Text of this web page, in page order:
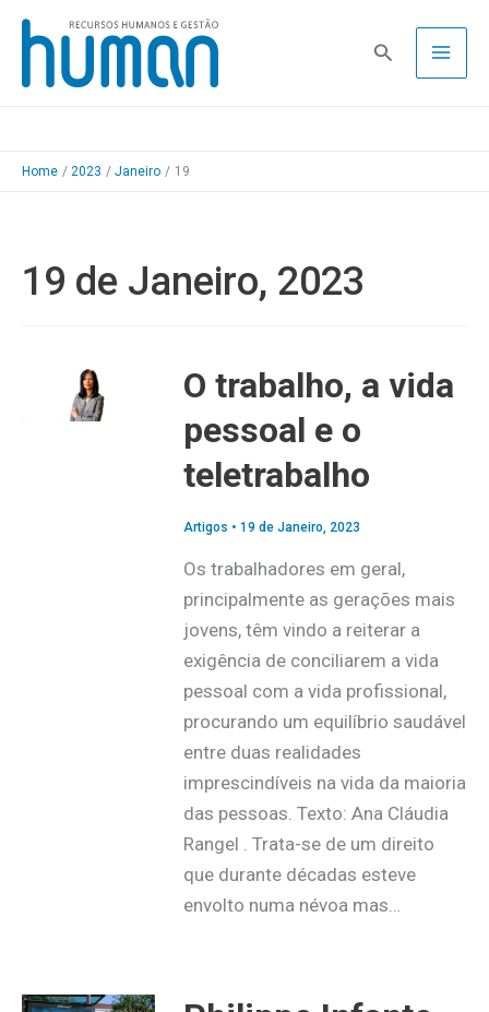
Skip
content
Pesquisa
Home 2023 Janeiro 19
19 de Janeiro, 2023
O trabalho, a vida
pessoal e o
teletrabalho
Artigos • 19 de Janeiro, 2023
Os trabalhadores em geral,
principalmente as gerações mais
jovens, têm vindo a reiterar a
exigência de conciliarem a vida
pessoal com a vida profissional,
procurando um equilíbrio saudável
entre duas realidades
imprescindíveis na vida da maioria
das pessoas. Texto: Ana Cláudia
Rangel . Trata-se de um direito
que durante décadas esteve
envolto numa névoa mas…